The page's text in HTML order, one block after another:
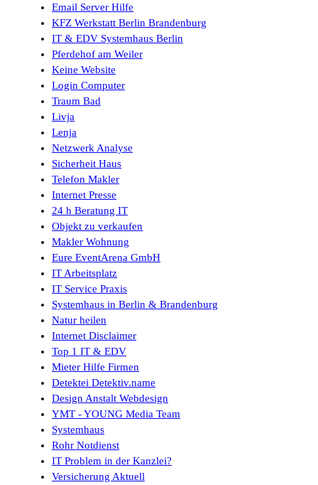
Email Server Hilfe
KFZ Werkstatt Berlin Brandenburg
IT & EDV Systemhaus Berlin
Pferdehof am Weiler
Keine Website
Login Computer
Traum Bad
Livja
Lenja
Netzwerk Analyse
Sicherheit Haus
Telefon Makler
Internet Presse
24 h Beratung IT
Objekt zu verkaufen
Makler Wohnung
Eure EventArena GmbH
IT Arbeitsplatz
IT Service Praxis
Systemhaus in Berlin & Brandenburg
Natur heilen
Internet Disclaimer
Top 1 IT & EDV
Mieter Hilfe Firmen
Detektei Detektiv.name
Design Anstalt Webdesign
YMT - YOUNG Media Team
Systemhaus
Rohr Notdienst
IT Problem in der Kanzlei?
Versicherung Aktuell